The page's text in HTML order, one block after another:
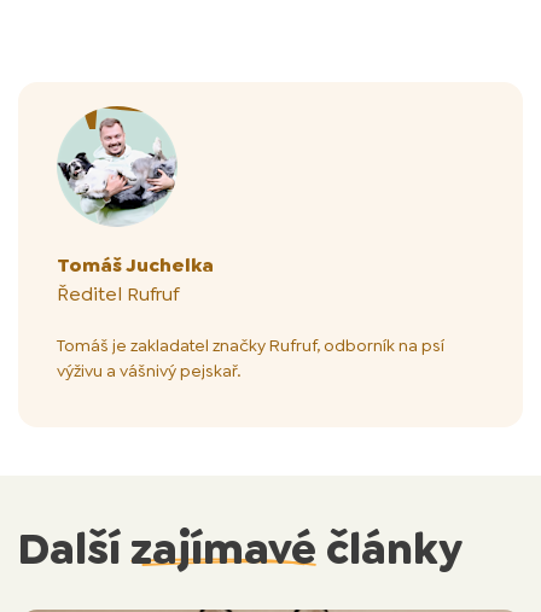
Tomáš Juchelka
Ředitel Rufruf
Tomáš je zakladatel značky Rufruf, odborník na psí
výživu a vášnivý pejskař.
Dalšízajímavéčlánky